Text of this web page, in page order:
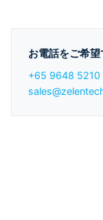
お電話をご希望
+65 9648 5210